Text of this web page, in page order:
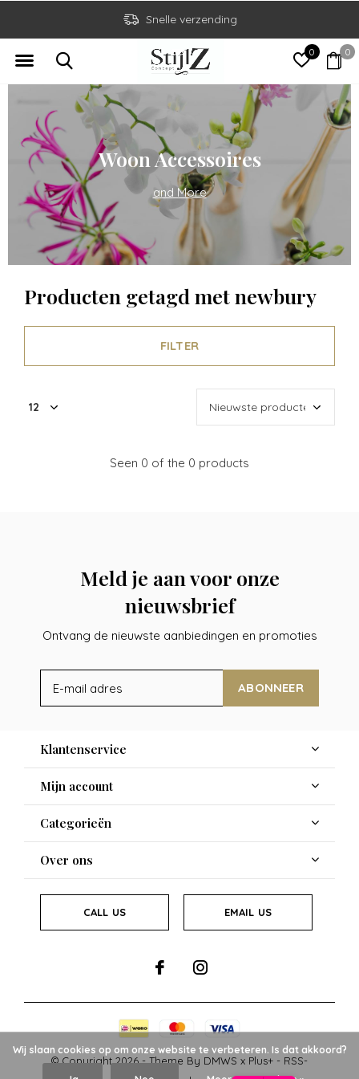
0 0
Snelle verzending
Woon Accessoires
and More
Producten getagd met newbury
FILTER
Seen 0 of the 0 products
Meld je aan voor onze
nieuwsbrief
Ontvang de nieuwste aanbiedingen en promoties
ABONNEER
Klantenservice
Mijn account
Categorieën
Over ons
CALL US EMAIL US
© Copyright2026- Theme By DMWS x Plus+ - RSS-
Wij slaan cookies op om onze website te verbeteren. Is dat akkoord?